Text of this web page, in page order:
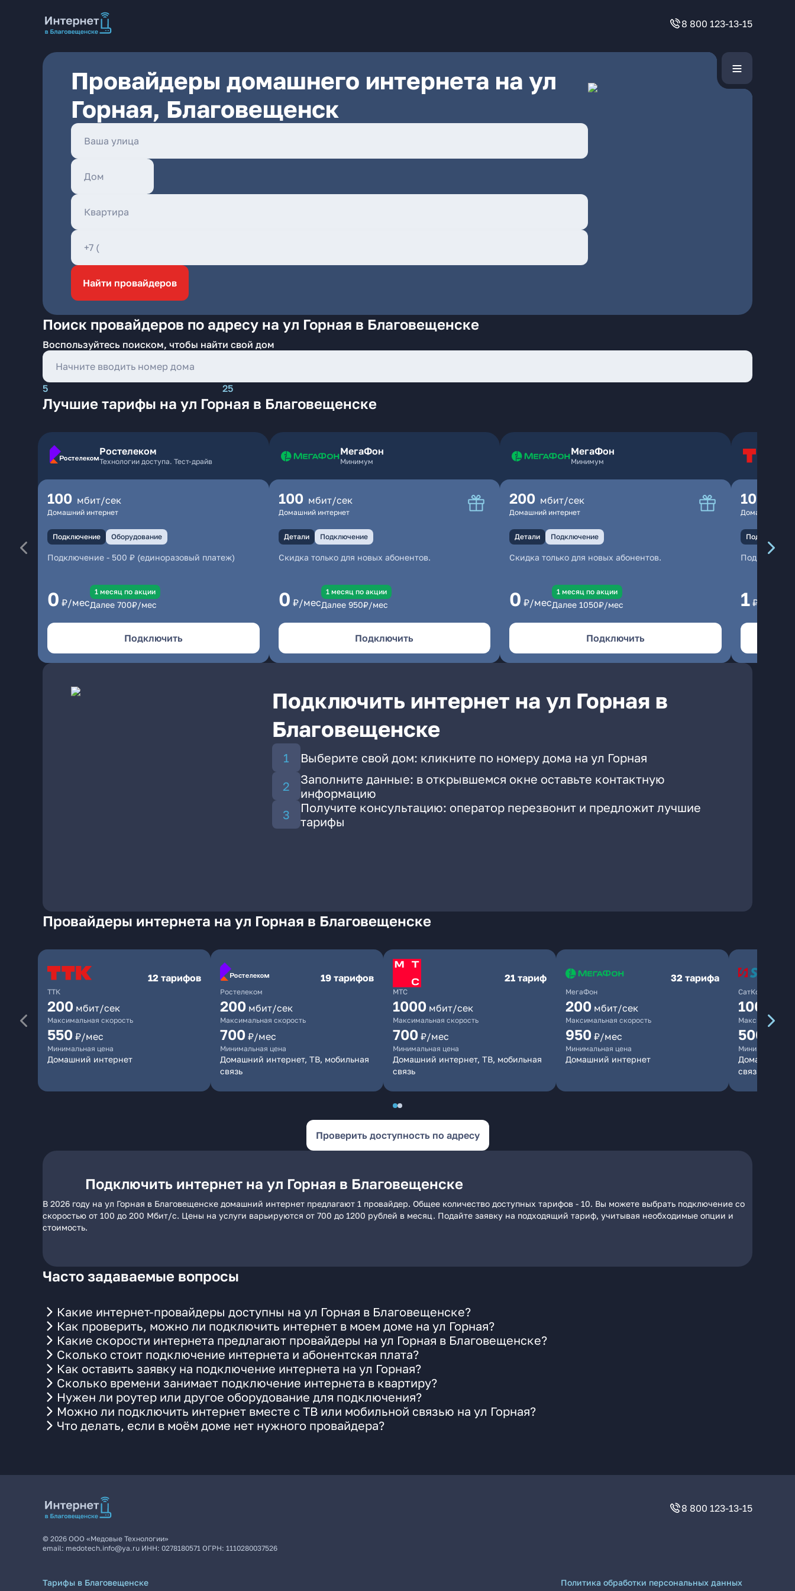
8 800 123-13-15
Провайдеры домашнего интернета на ул
Горная, Благовещенск
Найти провайдеров
Поиск провайдеров по адресу на ул Горная в Благовещенске
Воспользуйтесь поиском, чтобы найти свой дом
5 25
Лучшие тарифы на ул Горная в Благовещенске
Ростелеком
Технологии доступа. Тест-драйв
100 мбит/сек
Домашний интернет
Подключение Оборудование
Подключение - 500 ₽ (единоразовый платеж)
0 ₽/мес
1 месяц по акции
Далее 700₽/мес
Подключить
МегаФон
Минимум
100 мбит/сек
Домашний интернет
Детали Подключение
Скидка только для новых абонентов.
0 ₽/мес
1 месяц по акции
Далее 950₽/мес
Подключить
МегаФон
Минимум
200 мбит/сек
Домашний интернет
Детали Подключение
Скидка только для новых абонентов.
0 ₽/мес
1 месяц по акции
Далее 1050₽/мес
Подключить
100
Домашний
Подключение
1 ₽/мес
Подключить интернет на ул Горная в
Благовещенске
Выберите свой дом: кликните по номеру дома на ул Горная
Заполните данные: в открывшемся окне оставьте контактную
информацию
Получите консультацию: оператор перезвонит и предложит лучшие
тарифы
Провайдеры интернета на ул Горная в Благовещенске
ТТК
12 тарифов
200 мбит/сек
Максимальная скорость
550 ₽/мес
Минимальная цена
Домашний интернет
Ростелеком
19 тарифов
200 мбит/сек
Максимальная скорость
700 ₽/мес
Минимальная цена
Домашний интернет, ТВ, мобильная
связь
МТС
21 тариф
1000 мбит/сек
Максимальная скорость
700 ₽/мес
Минимальная цена
Домашний интернет, ТВ, мобильная
связь
МегаФон
32 тарифа
200 мбит/сек
Максимальная скорость
950 ₽/мес
Минимальная цена
Домашний интернет
СатКом
100
Максимальная
500
Минимальная
Домашний
связь
Проверить доступность по адресу
Подключить интернет на ул Горная в Благовещенске
В 2026 году на ул Горная в Благовещенске домашний интернет предлагают 1 провайдер. Общее количество доступных тарифов - 10. Вы можете выбрать подключение со
скоростью от 100 до 200 Мбит/с. Цены на услуги варьируются от 700 до 1200 рублей в месяц. Подайте заявку на подходящий тариф, учитывая необходимые опции и
стоимость.
Часто задаваемые вопросы
Какие интернет-провайдеры доступны на ул Горная в Благовещенске?
Как проверить, можно ли подключить интернет в моем доме на ул Горная?
Какие скорости интернета предлагают провайдеры на ул Горная в Благовещенске?
Сколько стоит подключение интернета и абонентская плата?
Как оставить заявку на подключение интернета на ул Горная?
Сколько времени занимает подключение интернета в квартиру?
Нужен ли роутер или другое оборудование для подключения?
Можно ли подключить интернет вместе с ТВ или мобильной связью на ул Горная?
Что делать, если в моём доме нет нужного провайдера?
8 800 123-13-15
© 2026 ООО «Медовые Технологии»
email: medotech.info@ya.ru ИНН: 0278180571 ОГРН: 1110280037526
Тарифы в Благовещенске
Политика обработки персональных данных